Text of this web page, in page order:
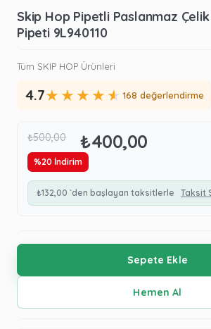
Skip Hop Pipetli Paslanmaz
Pipeti 9L940110
Tüm SKIP HOP Ürünleri
4.7★★★★★ 168 değerlendirme
₺500,00 ₺400,00
%20 İndirim
₺132,00 `den başlayan taksitlerle Taksit